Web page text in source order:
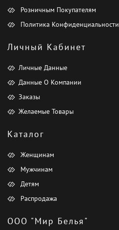
Розничным Покупателям
Политика Конфиденциальности
Личный Кабинет
Личные Данные
Данные О Компании
Заказы
Желаемые Товары
Каталог
Женщинам
Мужчинам
Детям
Распродажа
ООО "Мир Белья"